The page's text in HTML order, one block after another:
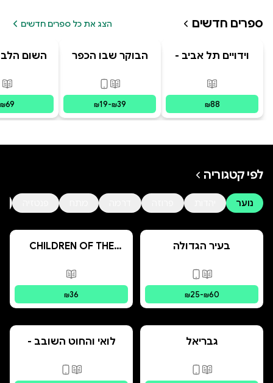
ספרים חדשים הצג את כל ספרים חדשים
וידויים תל אביב -
פורמטים זמינים
מודפס
₪88
הבוקר שבו הכפר
פורמטים זמינים
מודפס,
₪19-₪39
השום
₪69
לפי קטגוריה
נוער
בעיר הגדולה
פורמטים זמינים מודפס, דיגיטלי
₪25-₪60
CHILDREN OF THE
פורמטים זמינים
₪36
גבריאל
פורמטים זמינים מודפס, דיגיטלי
לואי והחוט השובב -
המרחפים
פורמטים זמינים